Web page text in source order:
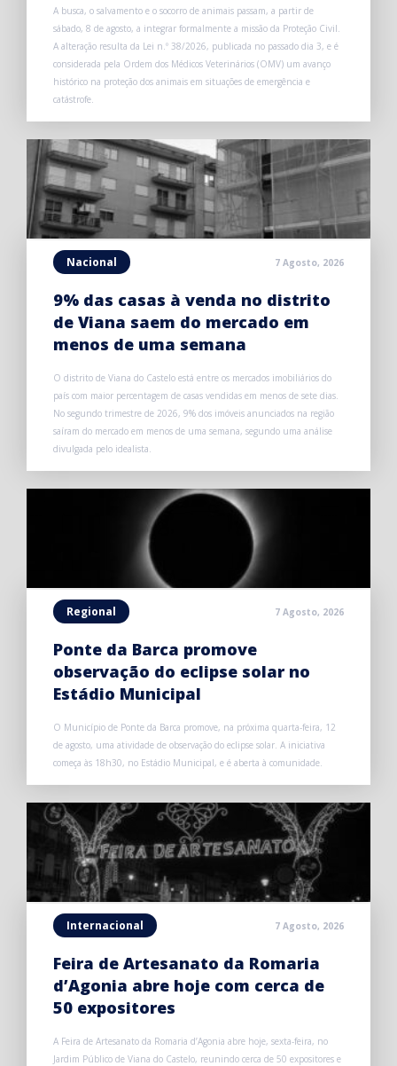
A busca, o salvamento e o socorro de animais passam, a partir de
sábado, 8 de agosto, a integrar formalmente a missão da Proteção Civil.
A alteração resulta da Lei n.º 38/2026, publicada no passado dia 3, e é
considerada pela Ordem dos Médicos Veterinários (OMV) um avanço
histórico na proteção dos animais em situações de emergência e
catástrofe.
Nacional 7 Agosto, 2026
9% das casas à venda no distrito
de Viana saem do mercado em
menos de uma semana
O distrito de Viana do Castelo está entre os mercados imobiliários do
país com maior percentagem de casas vendidas em menos de sete dias.
No segundo trimestre de 2026, 9% dos imóveis anunciados na região
saíram do mercado em menos de uma semana, segundo uma análise
divulgada pelo idealista.
Regional 7 Agosto, 2026
Ponte da Barca promove
observação do eclipse solar no
Estádio Municipal
O Município de Ponte da Barca promove, na próxima quarta-feira, 12
de agosto, uma atividade de observação do eclipse solar. A iniciativa
começa às 18h30, no Estádio Municipal, e é aberta à comunidade.
Internacional 7 Agosto, 2026
Feira de Artesanato da Romaria
d’Agonia abre hoje com cerca de
50 expositores
A Feira de Artesanato da Romaria d’Agonia abre hoje, sexta-feira, no
Jardim Público de Viana do Castelo, reunindo cerca de 50 expositores e